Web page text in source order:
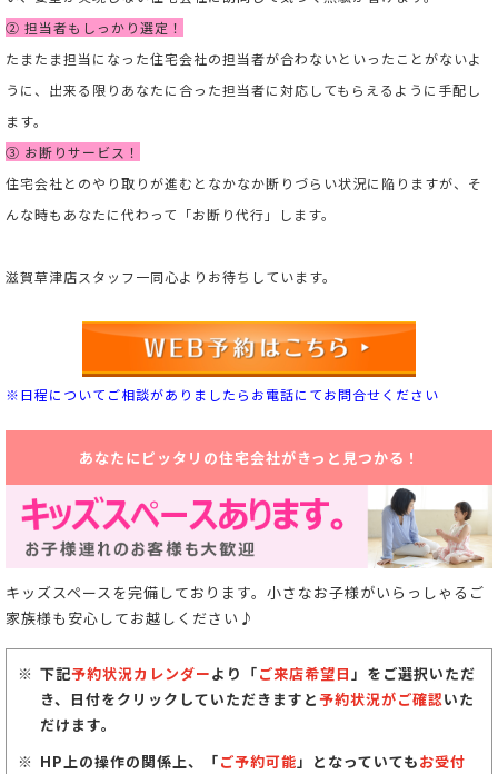
② 担当者もしっかり選定！
たまたま担当になった住宅会社の担当者が合わないといったことがないよ
うに、出来る限りあなたに合った担当者に対応してもらえるように手配し
ます。
③ お断りサービス！
住宅会社とのやり取りが進むとなかなか断りづらい状況に陥りますが、そ
んな時もあなたに代わって「お断り代行」します。
滋賀草津店スタッフ一同心よりお待ちしています。
※日程についてご相談がありましたらお電話にてお問合せください
あなたにピッタリの住宅会社がきっと見つかる！
キッズスペースを完備しております。小さなお子様がいらっしゃるご
家族様も安心してお越しください♪
下記予約状況カレンダーより「ご来店希望日 」をご選択いただ
き、日付をクリックしていただきますと予約状況がご確認いた
だけます。
HP上の操作の関係上、「ご予約可能 」となっていてもお受付